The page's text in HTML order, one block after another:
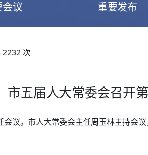
会议 重要发布
2232 次
市五届人大常委会召开
议。市人大常委会主任周玉林主持会